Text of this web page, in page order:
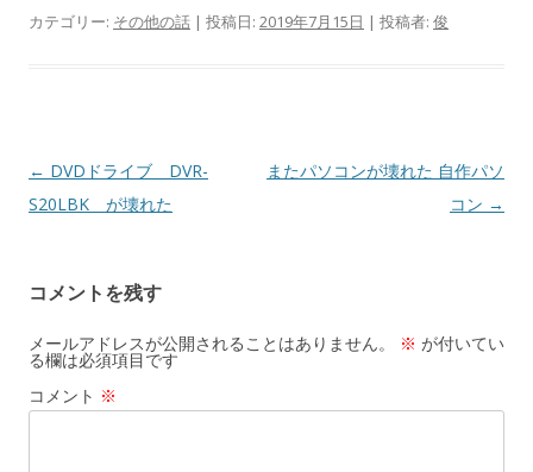
カテゴリー: その他の話 | 投稿日: 2019年7月15日 | 投稿者: 俊
投
稿
ゲ
ー
シ
ョ
← DVDドライブ DVR-
S20LBK が壊れた
またパソコンが壊れた 自作パソ
コン →
コメントを残す
メールアドレスが公開されることはありません。 ※ が付いてい
る欄は必須項目です
コメント ※